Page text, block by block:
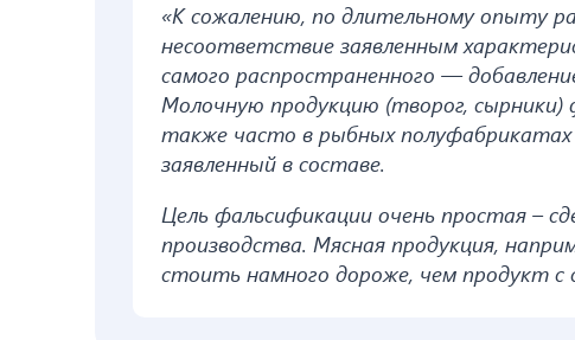
«К сожалению, по длительному опыту
несоответствие заявленным
самого распространенного —
Молочную продукцию (творог,
также часто в рыбных
заявленный в составе.
Цель фальсификации очень простая –
производства. Мясная продукция,
стоить намного дороже, чем продукт с